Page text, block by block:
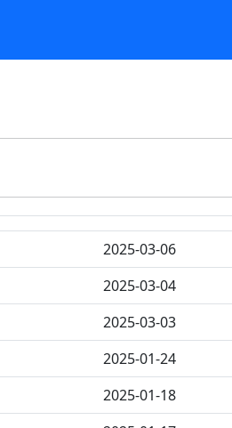
2025-03-06
2025-03-04
2025-03-03
2025-01-24
2025-01-18